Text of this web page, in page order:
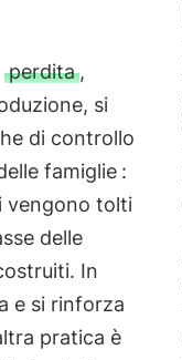
perdita,
si
di controllo
famiglie :
vengono tolti
delle
In
e si rinforza
pratica è